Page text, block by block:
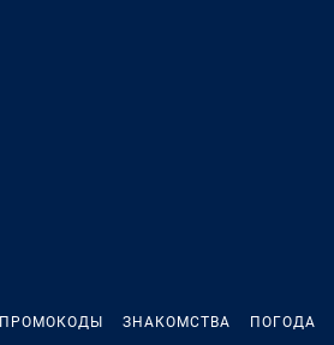
ПРОМОКОДЫ ЗНАКОМСТВА ПОГОДА